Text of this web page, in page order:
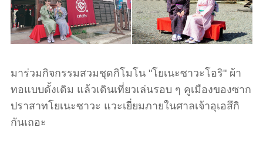
มาร่วมกิจกรรมสวมชุดกิโมโน "โยเนะซาวะโอริ" ผ้า
ทอแบบดั้งเดิม แล้วเดินเที่ยวเล่นรอบ ๆ คูเมืองของซาก
ปราสาทโยเนะซาวะ แวะเยี่ยมภายในศาลเจ้าอุเอสึกิ
กันเถอะ